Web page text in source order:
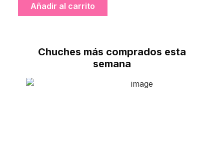
Añadir al carrito
Chuches más comprados esta
semana